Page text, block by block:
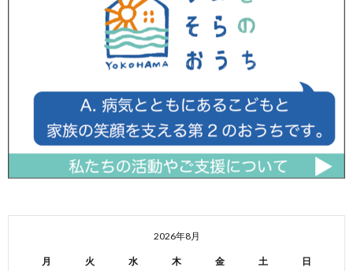
2026年8月
月 火 水 木 金 土 日